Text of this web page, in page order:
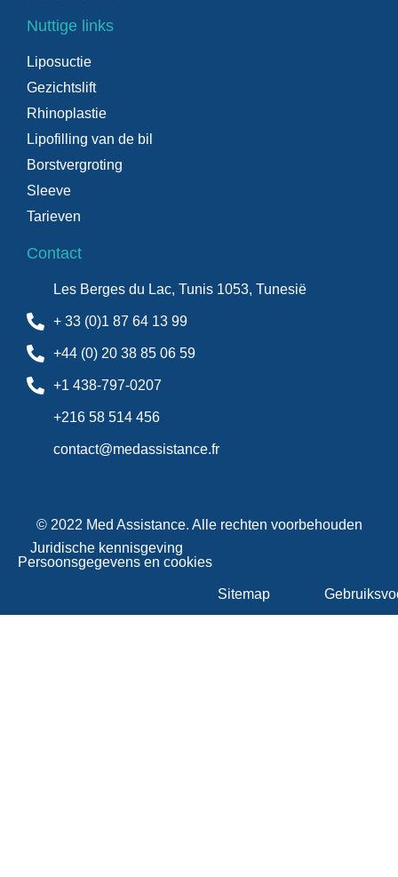
Nuttige links
Liposuctie
Gezichtslift
Rhinoplastie
Lipofilling van de bil
Borstvergroting
Sleeve
Tarieven
Contact
Les Berges du Lac, Tunis 1053, Tunesië
+ 33 (0)1 87 64 13 99
+44 (0) 20 38 85 06 59
+1 438-797-0207
+216 58 514 456
contact@medassistance.fr
© 2022 Med Assistance. Alle rechten voorbehouden
Juridische kennisgeving
Persoonsgegevens en cookies
Sitemap